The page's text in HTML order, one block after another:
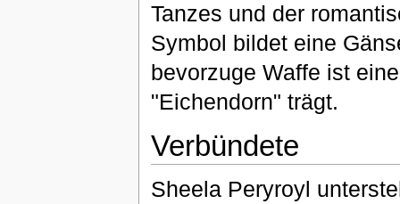
Tanzes und der
Symbol bildet eine
bevorzuge Waffe ist
"Eichendorn" trägt.
Verbündete
Sheela Peryroyl